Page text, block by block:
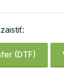
(DTF)